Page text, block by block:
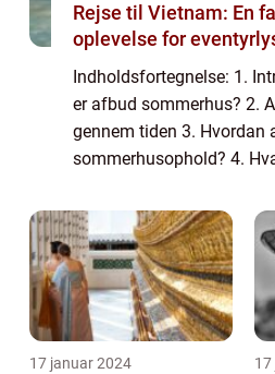
Rejse til Vietnam: En
oplevelse for
Indholdsfortegnelse: 1.
er afbud sommerhus? 2.
gennem tiden 3. Hvordan
sommerhusophold? 4.
Praktiske tips til
17 januar 2024